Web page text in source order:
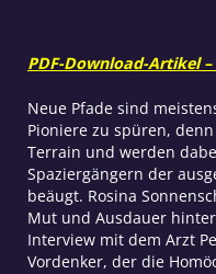
PDF-Download-Artikel –
Neue Pfade sind
Pioniere zu spüren,
Terrain und werden
Spaziergängern der
beäugt. Rosina
Mut und Ausdauer
Interview mit dem Arzt
Vordenker, der die